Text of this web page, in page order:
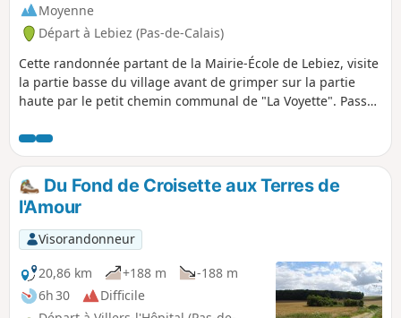
Moyenne
Départ à Lebiez (Pas-de-Calais)
Cette randonnée partant de la Mairie-École de Lebiez, visite
la partie basse du village avant de grimper sur la partie
haute par le petit chemin communal de "La Voyette". Passez
redescend ensuite sur Royon où il retraverse la Créquoise
pour remonter en rive droite vers l'orée de la Forêt de
Créquy. Là, il redescend vers le val du Surgeon qui rejoint
Lebiez par une gorge très encaissée et verdoyante, parfois
entièrement occupée par le ruisseau. Il faut alors
emprunter localement un chemin forestier en rive gauche
qui surplombe la gorge pour éviter ce tronçon et marcher à
pieds secs.
Du Fond de Croisette aux Terres de
l'Amour
Visorandonneur
20,86 km
+188 m
-188 m
6h 30
Difficile